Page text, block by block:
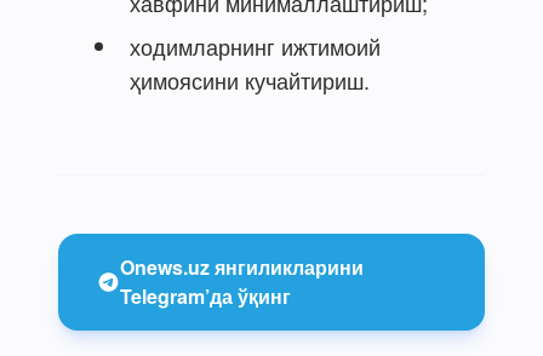
ходимларнинг ижтимоий
ҳимоясини кучайтириш.
Onews.uz янгиликларини
Telegram’да ўқинг